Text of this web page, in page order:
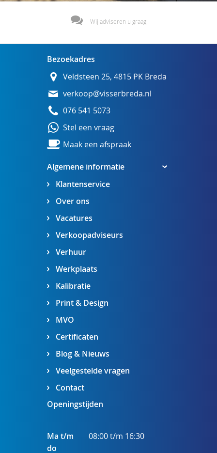
Wij adviseren u graag
Algemene informatie
Klantenservice
Over ons
Vacatures
Verkoopadviseurs
Verhuur
Werkplaats
Kalibratie
Print & Design
MVO
Certificaten
Blog & Nieuws
Veelgestelde vragen
Contact
Bezoekadres
Veldsteen 25, 4815 PK Breda
verkoop@visserbreda.nl
076 541 5073
Stel een vraag
Maak een afspraak
Openingstijden
Ma t/m
do
08:00 t/m 16:30